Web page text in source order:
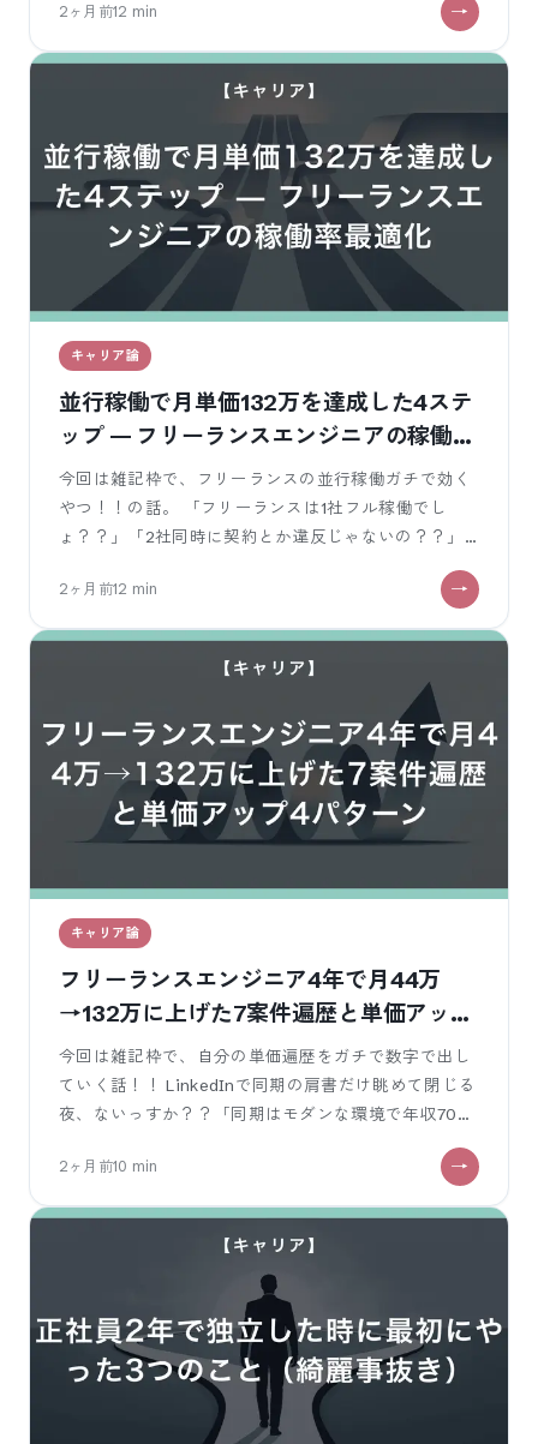
2ヶ月前12 min
キャリア論
並行稼働で月単価132万を達成した4ステ
ップ — フリーランスエンジニアの稼働率
最適化
今回は雑記枠で、フリーランスの並行稼働ガチで効く
やつ！！の話。 「フリーランスは1社フル稼働でし
ょ？？」「2社同時に契約とか違反じゃないの？？」
2ヶ月前12 min
キャリア論
フリーランスエンジニア4年で月44万
→132万に上げた7案件遍歴と単価アップ
4パターン
今回は雑記枠で、自分の単価遍歴をガチで数字で出し
ていく話！！ LinkedInで同期の肩書だけ眺めて閉じる
夜、ないっすか？？「同期はモダンな環境で年収700
2ヶ月前10 min